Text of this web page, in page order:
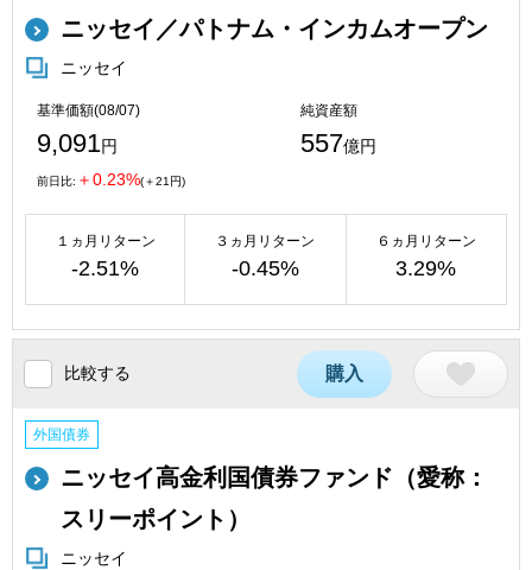
ニッセイ／パトナム・インカムオープン
ニッセイ
基準価額(08/07)
9,091円
純資産額
557億円
前日比: ＋0.23%(＋21円)
１ヵ月リターン
-2.51%
３ヵ月リターン
-0.45%
６ヵ月リターン
3.29%
比較する 購入
外国債券
ニッセイ高金利国債券ファンド（愛称：
スリーポイント）
ニッセイ